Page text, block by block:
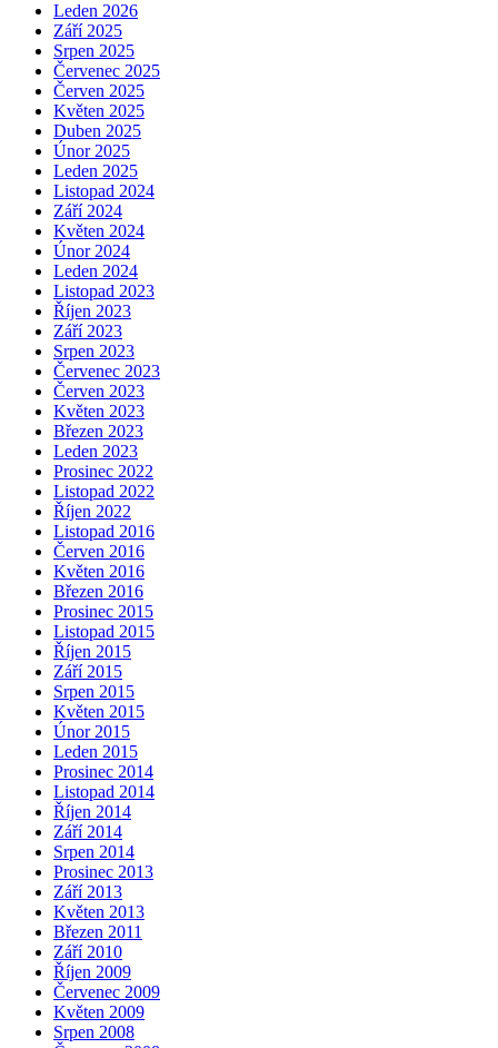
Leden 2026
Září 2025
Srpen 2025
Červenec 2025
Červen 2025
Květen 2025
Duben 2025
Únor 2025
Leden 2025
Listopad 2024
Září 2024
Květen 2024
Únor 2024
Leden 2024
Listopad 2023
Říjen 2023
Září 2023
Srpen 2023
Červenec 2023
Červen 2023
Květen 2023
Březen 2023
Leden 2023
Prosinec 2022
Listopad 2022
Říjen 2022
Listopad 2016
Červen 2016
Květen 2016
Březen 2016
Prosinec 2015
Listopad 2015
Říjen 2015
Září 2015
Srpen 2015
Květen 2015
Únor 2015
Leden 2015
Prosinec 2014
Listopad 2014
Říjen 2014
Září 2014
Srpen 2014
Prosinec 2013
Září 2013
Květen 2013
Březen 2011
Září 2010
Říjen 2009
Červenec 2009
Květen 2009
Srpen 2008